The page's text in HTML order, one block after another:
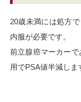
20歳未満には処方
内服が必要です。
前立腺癌マーカー
用でPSA値半減しま